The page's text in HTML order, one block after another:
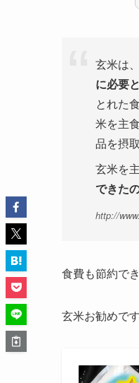
玄米は
に必要
とれた
米を主
品を摂
玄米を
できた
http://
食費も節約で
玄米お勧めです